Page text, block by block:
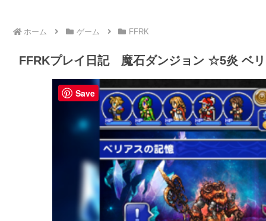
ホーム ゲーム FFRK
FFRKプレイ日記 魔石ダンジョン ☆5炎 ベリ
Save